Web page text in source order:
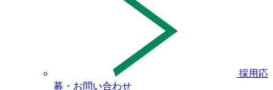
採用応
募・お問い合わせ